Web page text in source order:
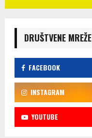
DRUŠTVENE MREŽE
FACEBOOK
INSTAGRAM
YOUTUBE